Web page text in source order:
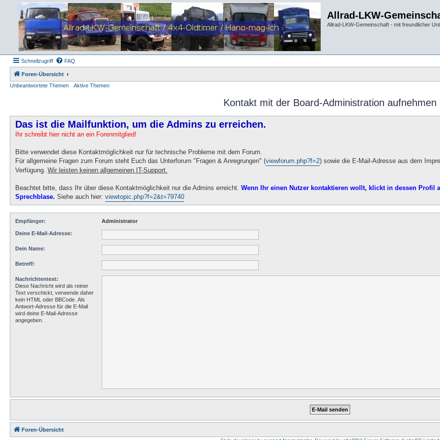
Allrad-LKW-
Allrad-LKW-Gemeinschaft - mit freundlicher
Schnellzugriff FAQ
Foren-Übersicht
Unbeantwortete Themen
Aktive Themen
Kontakt mit der Board-Administration aufnehmen
Das ist die Mailfunktion, um die Admins zu erreichen.
Ihr schreibt hier nicht an ein Forenmitglied!
Bitte verwendet diese Kontaktmöglichkeit nur für technische Probleme mit dem Forum.
Für allgemeine Fragen zum Forum steht Euch das Unterforum "Fragen & Anregrungen" (viewforum.php?f=2) sowie die E-Mail-Adresse aus dem
Verfügung. Wir leisten keinen allgemeinen IT-Support.
Beachtet bitte, dass Ihr über diese Kontaktmöglichkeit nur die Admins erreicht. Wenn Ihr einen Nutzer kontaktieren wollt, klickt in dessen Profil
Sprechblase. Siehe auch hier: viewtopic.php?f=2&t=79740
Empfänger: Administrator
Deine E-Mail-Adresse:
Dein Name:
Betreff:
Nachrichtentext:
Diese Nachricht wird als reiner
Text verschickt, verwende daher
kein HTML oder BBCode. Als
Antwort-Adresse für die E-Mail
wird deine E-Mail-Adresse
angegeben.
Foren-Übersicht